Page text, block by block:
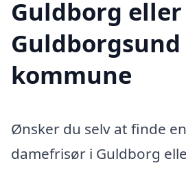
Guldborg
Guldborgsund
kommune
Ønsker du selv at finde
damefrisør i Guldborg